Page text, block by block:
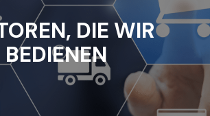
DIE WIR
BEDIENEN